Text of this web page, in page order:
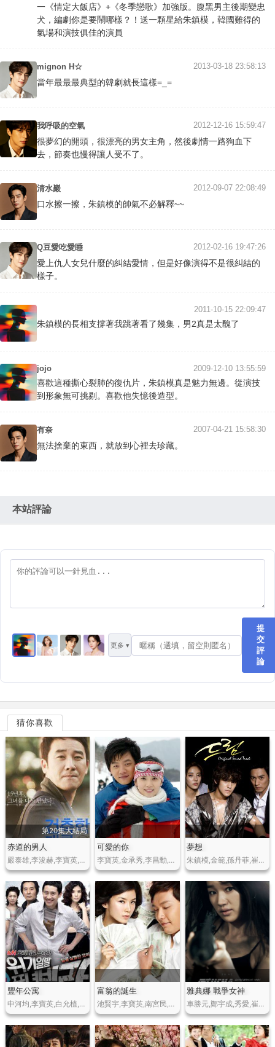
一《情定大飯店》+《冬季戀歌》加強版。腹黑男主後期變忠
犬，編劇你是要鬧哪樣？！送一顆星給朱鎮模，韓國難得的
氣場和演技俱佳的演員
mignon H☆ 2013-03-18 23:58:13
當年最最最典型的韓劇就長這樣=_=
我呼吸的空氣 2012-12-16 15:59:47
很夢幻的開頭，很漂亮的男女主角，然後劇情一路狗血下
去，節奏也慢得讓人受不了。
清水巖 2012-09-07 22:08:49
口水擦一擦，朱鎮模的帥氣不必解釋~~
Q豆愛吃愛睡 2012-02-16 19:47:26
愛上仇人女兒什麼的糾結愛情，但是好像演得不是很糾結的
樣子。
2011-10-15 22:09:47
朱鎮模的長相支撐著我跳著看了幾集，男2真是太醜了
jojo 2009-12-10 13:55:59
喜歡這種撕心裂肺的復仇片，朱鎮模真是魅力無邊。從演技
到形象無可挑剔。喜歡他失憶後造型。
有奈 2007-04-21 15:58:30
無法捨棄的東西，就放到心裡去珍藏。
本站評論
更多 ▾
提
交
評
論
猜你喜歡
第20集大結局
赤道的男人
嚴泰雄,李浚赫,李寶英,林時完,李玹雨,林正恩
可愛的你
李寶英,金承秀,李昌勳,吳珠恩,鄭京浩,徐柔貞,楊美羅,南相美
夢想
朱鎮模,金範,孫丹菲,崔如真,Marcos,裴正南,Julian,Kang,吳達秀,樸相元
豐年公寓
申河均,李寶英,白允植,姜星,文喜京,高素熙
富翁的誕生
池賢宇,李寶英,南宮民,李詩英,孫浩英,成智樓,樸哲民,尹柱相,鄭漢溶,申多恩
雅典娜 戰爭女神
車勝元,鄭宇成,秀愛,崔始源,金民鍾,李智雅,李寶英,金素妍